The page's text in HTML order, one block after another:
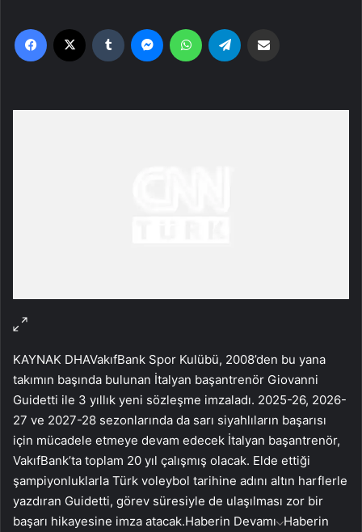
Facebook Tumblr MessengerWhatsApp
KAYNAK DHAVakıfBank Spor Kulübü, 2008’den bu yana
takımın başında bulunan İtalyan başantrenör Giovanni
Guidetti ile 3 yıllık yeni sözleşme imzaladı. 2025-26, 2026-
27 ve 2027-28 sezonlarında da sarı siyahlıların başarısı
için mücadele etmeye devam edecek İtalyan başantrenör,
VakıfBank’ta toplam 20 yıl çalışmış olacak. Elde ettiği
şampiyonluklarla Türk voleybol tarihine adını altın harflerle
yazdıran Guidetti, görev süresiyle de ulaşılması zor bir
başarı hikayesine imza atacak.Haberin Devamı Haberin